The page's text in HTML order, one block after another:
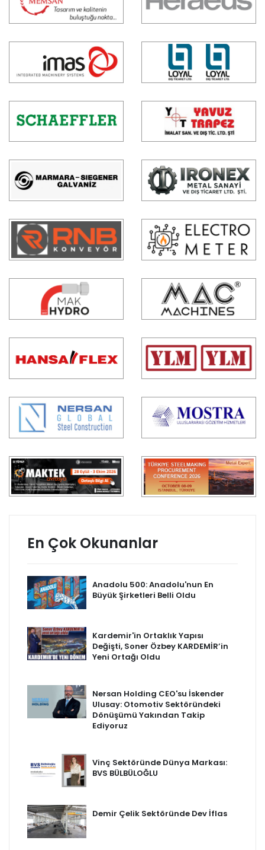
En Çok Okunanlar
Anadolu 500: Anadolu'nun En
Büyük Şirketleri Belli Oldu
Kardemir'in Ortaklık Yapısı
Değişti, Soner Özbey KARDEMİR’in
Yeni Ortağı Oldu
Nersan Holding CEO'su İskender
Ulusay: Otomotiv Sektöründeki
Dönüşümü Yakından Takip
Ediyoruz
Vinç Sektöründe Dünya Markası:
BVS BÜLBÜLOĞLU
Demir Çelik Sektöründe Dev İflas